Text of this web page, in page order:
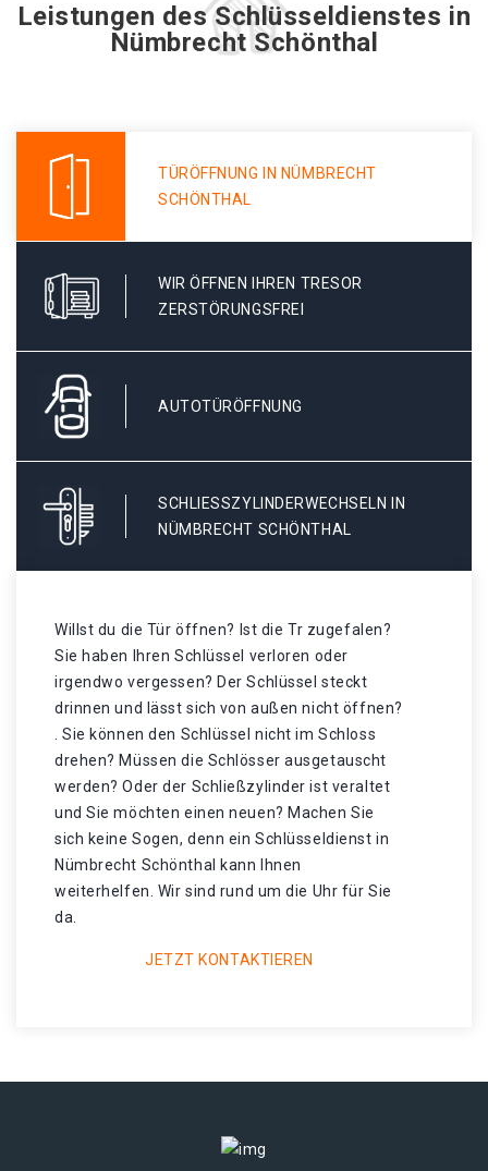
Leistungen des Schlüsseldienstes in
Nümbrecht Schönthal
TÜRÖFFNUNG IN NÜMBRECHT
SCHÖNTHAL
WIR ÖFFNEN IHREN TRESOR
ZERSTÖRUNGSFREI
AUTOTÜRÖFFNUNG
SCHLIESSZYLINDERWECHSELN IN N
ÜMBRECHT SCHÖNTHAL
Willst du die Tür öffnen? Ist die Tr zugefalen?
Sie haben Ihren Schlüssel verloren oder
irgendwo vergessen? Der Schlüssel steckt
drinnen und lässt sich von außen nicht öffnen?
. Sie können den Schlüssel nicht im Schloss
drehen? Müssen die Schlösser ausgetauscht
werden? Oder der Schließzylinder ist veraltet
und Sie möchten einen neuen? Machen Sie
sich keine Sogen, denn ein Schlüsseldienst in
Nümbrecht Schönthal kann Ihnen
weiterhelfen. Wir sind rund um die Uhr für Sie
da.
JETZT KONTAKTIEREN